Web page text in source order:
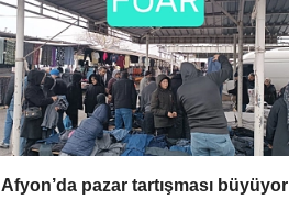
Afyon’da pazar tartışması büyüyor